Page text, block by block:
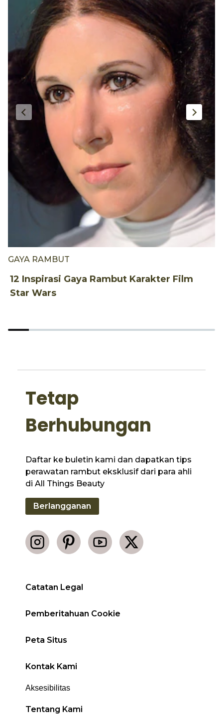
GAYA RAMBUT
12 Inspirasi Gaya Rambut Karakter Film
Star Wars
Catatan Legal
Pemberitahuan Cookie
Peta Situs
Kontak Kami
Aksesibilitas
Tentang Kami
Tetap
Berhubungan
Daftar ke buletin kami dan dapatkan tips
perawatan rambut eksklusif dari para ahli
di All Things Beauty
Berlangganan